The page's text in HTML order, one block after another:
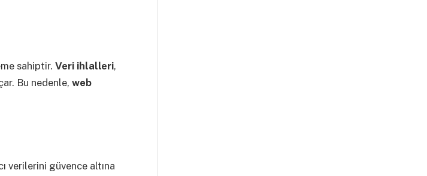
sahiptir. Veri ihlalleri,
Bu nedenle, web
verilerini güvence altına